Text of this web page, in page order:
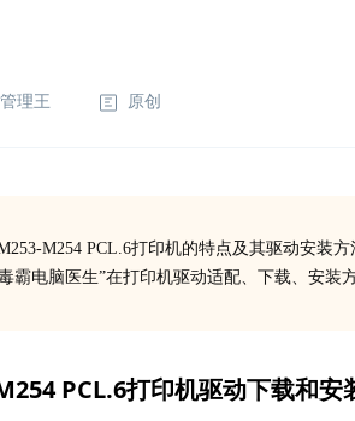
理王 原创
M254 PCL.6打印机的特点及其驱动安装
霸电脑医生”在打印机驱动适配、下载、安装
PCL.6打印机驱动下载和安